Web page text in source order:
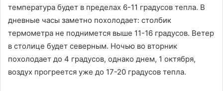
температура будет в пределах 6-11 градусов тепла. В
дневные часы заметно похолодает: столбик
термометра не поднимется выше 11-16 градусов. Ветер
в столице будет северным. Ночью во вторник
похолодает до 4 градусов, однако днем, 1 октября,
воздух прогреется уже до 17-20 градусов тепла.